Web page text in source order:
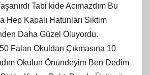
Tabi kide Acımazdım Bu
Hep Kapalı Hatunları Siktim
Daha Güzel Oluyordu.
Falan Okuldan Çıkmasına 10
Okulun Önündeyim Ben Dedim